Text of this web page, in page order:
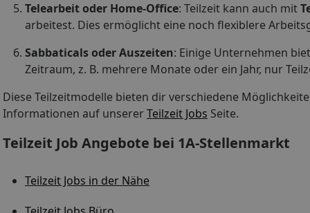
Telearbeit oder Home-Office: Teilzeit kann auch mit
arbeitest. Dies ermöglicht eine noch flexiblere
Sabbaticals oder Auszeiten: Einige Unternehmen
Zeitraum, z. B. mehrere Monate oder ein Jahr, nur
Diese Teilzeitmodelle bieten dir verschiedene
Informationen auf unsererTeilzeit Jobs Seite.
Teilzeit Job Angebote bei 1A-Stellenmarkt
Teilzeit Jobs in der Nähe